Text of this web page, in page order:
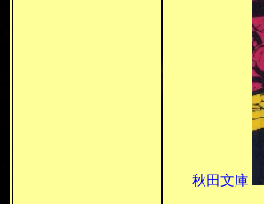
秋田文庫